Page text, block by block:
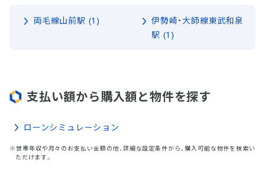
両毛線山前駅 (1)
伊勢崎・大師線東武和泉
駅 (1)
支払い額から購入額と物件を探す
ローンシミュレーション
※世帯年収や月々のお支払い金額の他、詳細な設定条件から、購入可能な物件を検索い
ただけます。